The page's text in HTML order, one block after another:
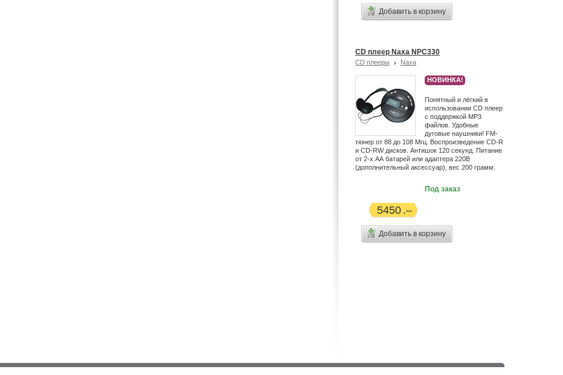
Добавить в корзину
CD плеер Naxa NPC330
CD плееры Naxa
НОВИНКА!
Понятный и лёгкий в
использовании CD плеер
с поддержкой MP3
файлов. Удобные
дуговые наушники! FM-
тюнер от 88 до 108 Мгц. Воспроизведение CD-R
и CD-RW дисков. Антишок 120 секунд. Питание
от 2-х АА батарей или адаптера 220В
(дополнительный аксессуар), вес 200 грамм.
Под заказ
5450
Добавить в корзину